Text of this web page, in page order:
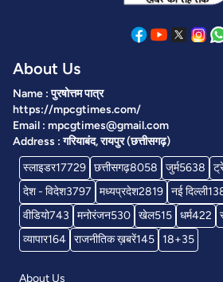
About Us
Name : पुरषोत्तम पात्र
https://mpcgtimes.com/
Email : mpcgtimes@gmail.com
Address : गरियाबंद, रायपुर (छत्तीसगढ़)
स्लाइडर17729 छत्तीसगढ़8058 जुर्म5638
देश - विदेश3797 मध्यप्रदेश2819 नई दिल्ली
वीडियो743 मनोरंजन530 खेल515 धर्म422
व्यापार164 राजनीतिक ख़बरें145 18+35
About Us